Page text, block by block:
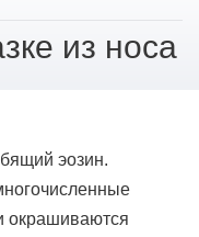
из носа
эозин.
окрашиваются